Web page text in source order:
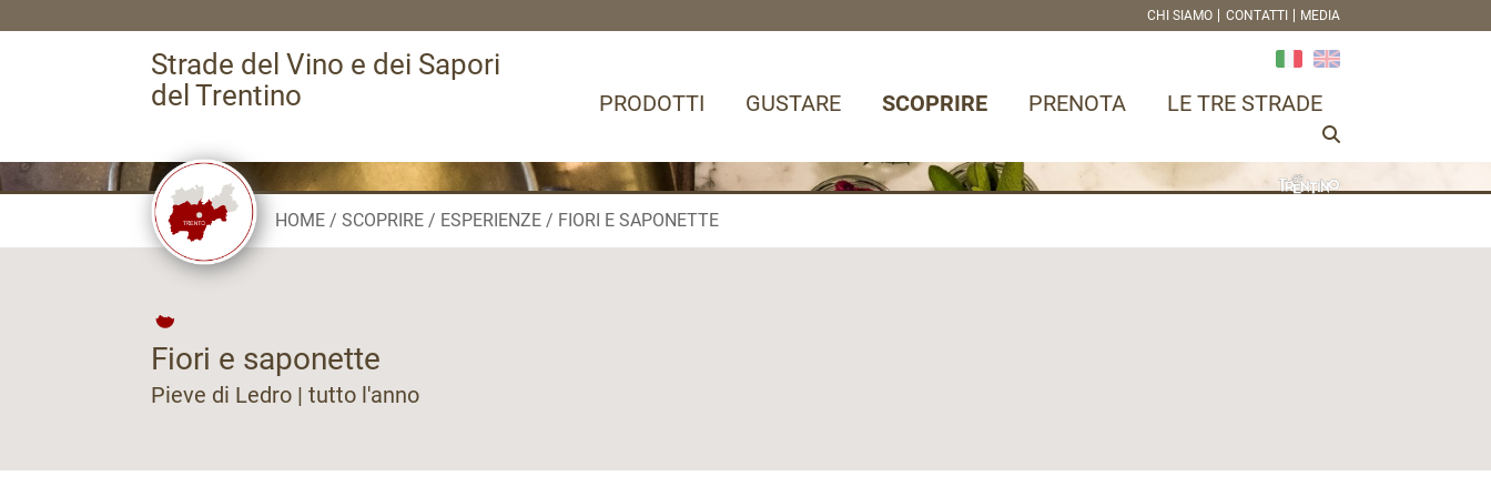
CHI SIAMO CONTATTI MEDIA
Strade del Vino e dei Sapori
del Trentino
PRODOTTI GUSTARE SCOPRIRE PRENOTA LE TRE STRADE
HOME SCOPRIRE ESPERIENZE FIORI E SAPONETTE
Fiori e saponette
Pieve di Ledro | tutto l'anno